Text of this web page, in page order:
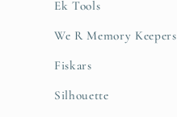
Ek Tools
We R Memory Keepers
Fiskars
Silhouette